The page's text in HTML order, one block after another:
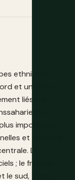
ethniques,
et un centre
liés à la
importante
et des liens
Le
; le français
sud, tandis